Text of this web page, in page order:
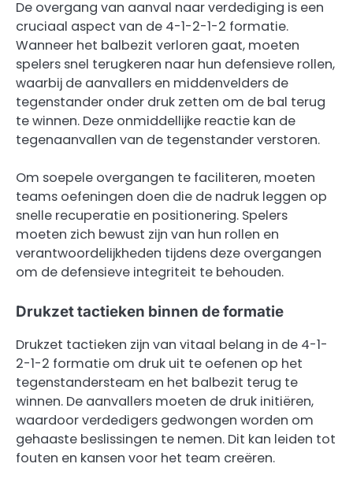
De overgang van aanval naar verdediging is een
cruciaal aspect van de 4-1-2-1-2 formatie.
Wanneer het balbezit verloren gaat, moeten
spelers snel terugkeren naar hun defensieve rollen,
waarbij de aanvallers en middenvelders de
tegenstander onder druk zetten om de bal terug
te winnen. Deze onmiddellijke reactie kan de
tegenaanvallen van de tegenstander verstoren.
Om soepele overgangen te faciliteren, moeten
teams oefeningen doen die de nadruk leggen op
snelle recuperatie en positionering. Spelers
moeten zich bewust zijn van hun rollen en
verantwoordelijkheden tijdens deze overgangen
om de defensieve integriteit te behouden.
Drukzet tactieken binnen de formatie
Drukzet tactieken zijn van vitaal belang in de 4-1-
2-1-2 formatie om druk uit te oefenen op het
tegenstandersteam en het balbezit terug te
winnen. De aanvallers moeten de druk initiëren,
waardoor verdedigers gedwongen worden om
gehaaste beslissingen te nemen. Dit kan leiden tot
fouten en kansen voor het team creëren.